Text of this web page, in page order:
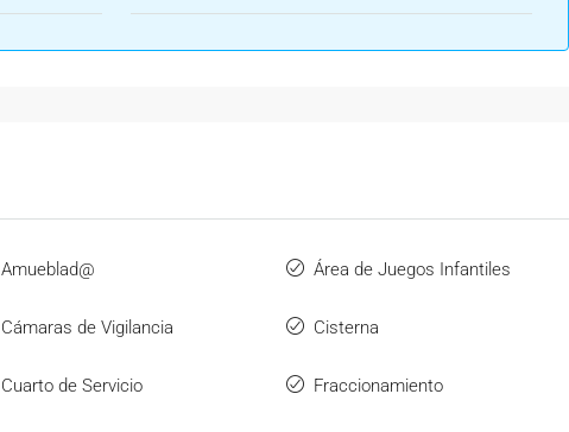
Amueblad@ Área de Juegos Infantiles
Cámaras de Vigilancia Cisterna
Cuarto de Servicio Fraccionamiento